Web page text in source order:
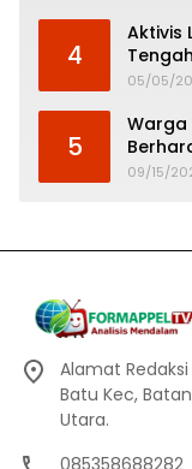
4
Aktivis
Tinggi
05/05/
5
Warga
Banjir
09/15/
Alamat
Batu Kec,
Utara.
085358688282